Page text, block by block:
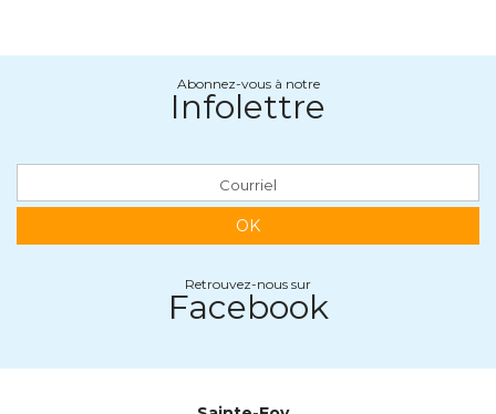
Abonnez-vous à notre
Infolettre
OK
Retrouvez-nous sur
Facebook